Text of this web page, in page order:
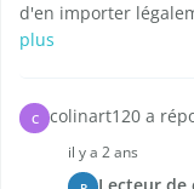
d'en importer
plus
C colinart120 a
il y a 2 ans